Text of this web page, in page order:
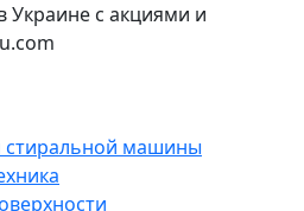
Украине с акциями и
стиральной машины